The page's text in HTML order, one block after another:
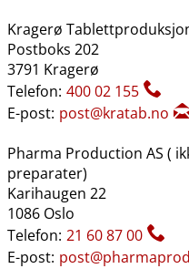
Kragerø
Postboks 202
3791 Kragerø
Telefon: 400 02 155
E-post: post@kratab.no
Pharma Production AS (
preparater)
Karihaugen 22
1086 Oslo
Telefon: 21 60 87 00
E-post: